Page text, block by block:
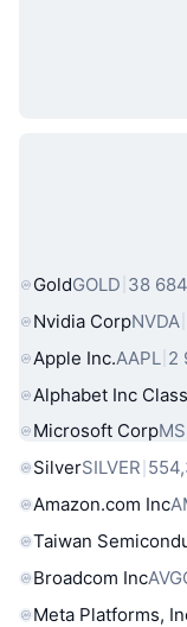
Populære
GoldGOLD 38
Nvidia CorpNVDA
Apple Inc.AAPL 2
Alphabet Inc
Microsoft Corp
SilverSILVER
Amazon.com Inc
Taiwan
Broadcom Inc
Meta Platforms,